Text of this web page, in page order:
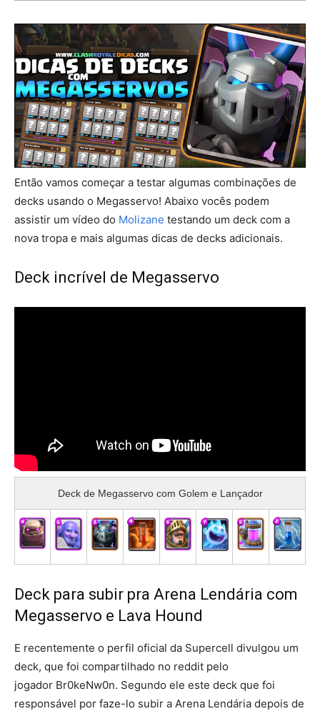
Então vamos começar a testar algumas combinações de
decks usando o Megasservo! Abaixo vocês podem
assistir um vídeo do Molizane testando um deck com a
nova tropa e mais algumas dicas de decks adicionais.
Deck incrível de Megasservo
Deck de Megasservo com Golem e Lançador
Deck para subir pra Arena Lendária com
Megasservo e Lava Hound
E recentemente o perfil oficial da Supercell divulgou um
deck, que foi compartilhado no reddit pelo
jogador Br0keNw0n. Segundo ele este deck que foi
responsável por faze-lo subir a Arena Lendária depois de